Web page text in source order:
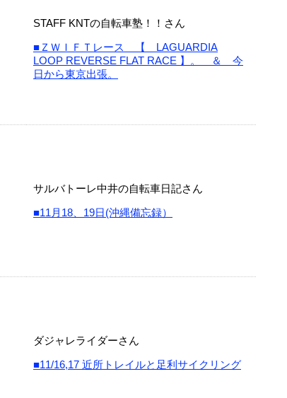
STAFF KNTの自転車塾！！さん
■ＺＷＩＦＴレース 【 LAGUARDIA
LOOP REVERSE FLAT RACE 】。 ＆ 今
日から東京出張。
サルバトーレ中井の自転車日記さん
■11月18、19日(沖縄備忘録）
ダジャレライダーさん
■11/16,17 近所トレイルと足利サイクリング